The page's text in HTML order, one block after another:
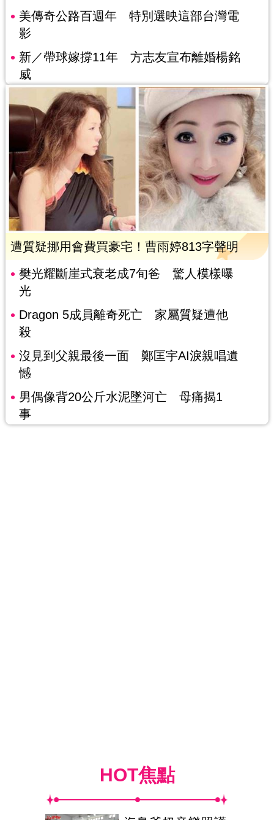
美傳奇公路百週年 特別選映這部台灣電
影
新／帶球嫁撐11年 方志友宣布離婚楊銘
威
遭質疑挪用會費買豪宅！曹雨婷813字聲明
樊光耀斷崖式衰老成7旬爸 驚人模樣曝
光
Dragon 5成員離奇死亡 家屬質疑遭他
殺
沒見到父親最後一面 鄭匡宇AI淚親唱遺
憾
男偶像背20公斤水泥墜河亡 母痛揭1
事
HOT焦點